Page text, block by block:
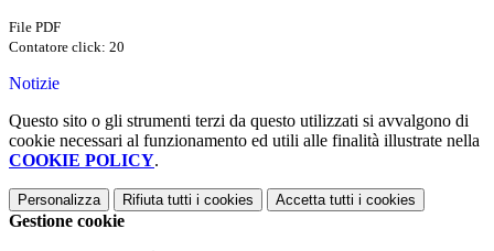
File PDF
Contatore click: 20
Notizie
Questo sito o gli strumenti terzi da questo utilizzati si avvalgono di
cookie necessari al funzionamento ed utili alle finalità illustrate nella
COOKIE POLICY.
Personalizza Rifiuta tutti i cookies Accetta tutti i cookies
Gestione cookie